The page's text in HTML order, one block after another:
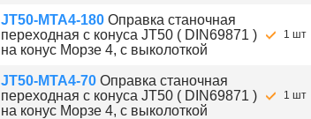
JT50-MTA4-180 Оправка станочная
переходная с конуса JT50 ( DIN69871 )
на конус Морзе 4, с выколоткой
1 шт
JT50-MTA4-70 Оправка станочная
переходная с конуса JT50 ( DIN69871 )
на конус Морзе 4, с выколоткой
1 шт